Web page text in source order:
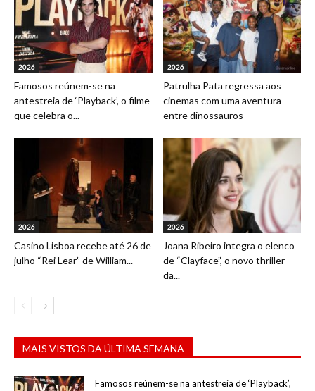
2026
Famosos reúnem-se na
antestreia de ‘Playback’, o filme
que celebra o...
2026
Patrulha Pata regressa aos
cinemas com uma aventura
entre dinossauros
2026
Casino Lisboa recebe até 26 de
julho “Rei Lear” de William...
2026
Joana Ribeiro integra o elenco
de “Clayface”, o novo thriller
da...
MAIS VISTOS DA ÚLTIMA SEMANA
Famosos reúnem-se na antestreia de ‘Playback’,